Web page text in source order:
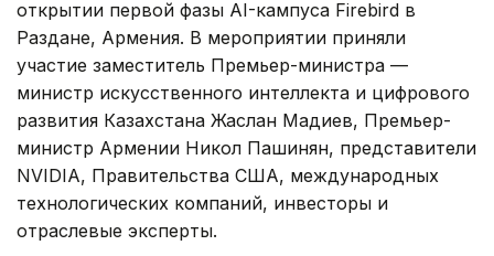
открытии первой фазы AI-кампуса Firebird в
Раздане, Армения. В мероприятии приняли
участие заместитель Премьер-министра —
министр искусственного интеллекта и цифрового
развития Казахстана Жаслан Мадиев, Премьер-
министр Армении Никол Пашинян, представители
NVIDIA, Правительства США, международных
технологических компаний, инвесторы и
отраслевые эксперты.